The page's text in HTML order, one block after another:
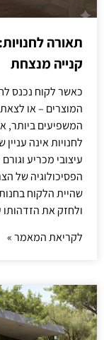
תאורה
קנייה מנצחת
כאשר לקוח נכנס
המוצרים – או
המשפיעים ביותר,
לחנויות אינה
עיצובי מכריע
הפסיכולוגיה של
שהיית הלקוח
ולחזק את
לקריאת המאמר »